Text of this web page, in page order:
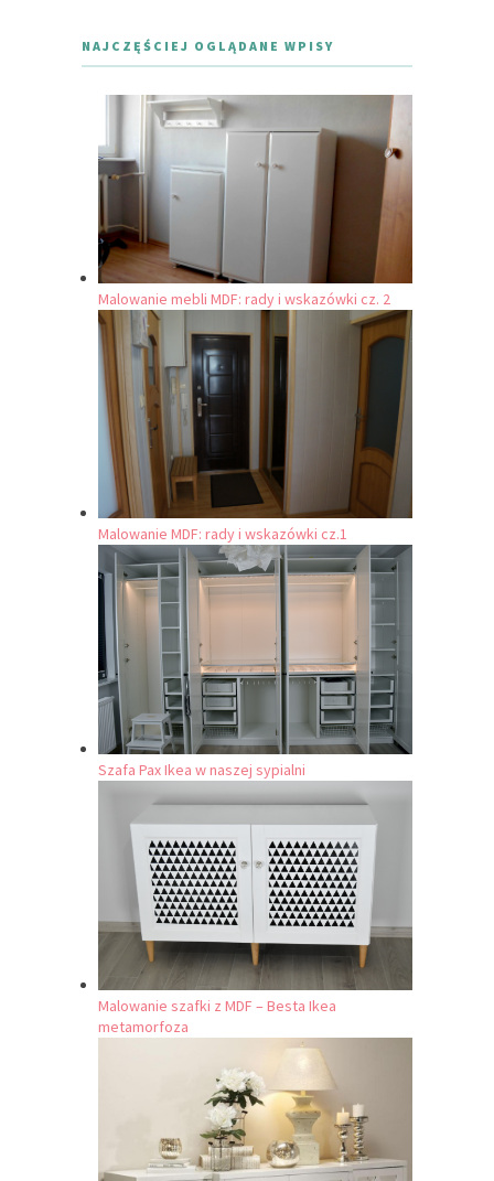
NAJCZĘŚCIEJ OGLĄDANE WPISY
Malowanie mebli MDF: rady i wskazówki cz. 2
Malowanie MDF: rady i wskazówki cz.1
Szafa Pax Ikea w naszej sypialni
Malowanie szafki z MDF – Besta Ikea
metamorfoza